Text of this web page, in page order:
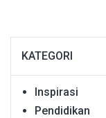
KATEGORI
Inspirasi
Pendidikan